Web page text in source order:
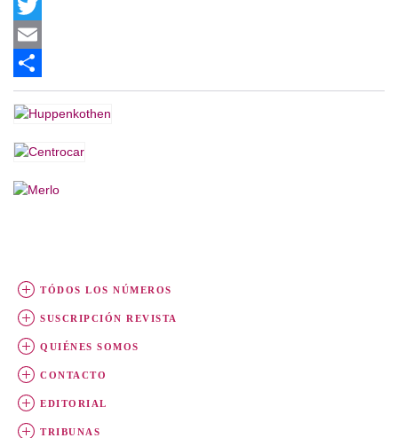
Facebook
Twitter
Email
Share
TÓDOS LOS NÚMEROS
SUSCRIPCIÓN REVISTA
QUIÉNES SOMOS
CONTACTO
EDITORIAL
TRIBUNAS